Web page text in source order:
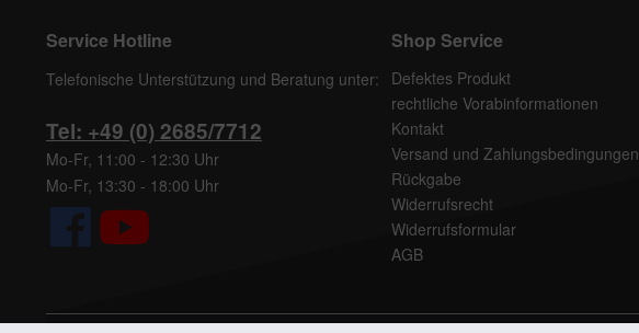
Service Hotline
Telefonische Unterstützung und Beratung unter:
Tel: +49 (0) 2685/7712
Mo-Fr, 11:00 - 12:30 Uhr
Mo-Fr, 13:30 - 18:00 Uhr
Shop Service
Defektes Produkt
rechtliche Vorabinformationen
Kontakt
Versand und Zahlungsbedingungen
Rückgabe
Widerrufsrecht
Widerrufsformular
AGB